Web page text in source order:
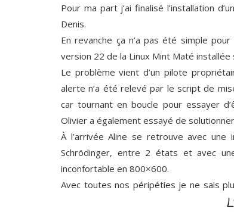
Pour ma part j’ai finalisé l’installation
Denis.
En revanche ça n’a pas été simple
version 22 de la Linux Mint Maté installée
Le problème vient d’un pilote
alerte n’a été relevé par le script de
car tournant en boucle pour essayer
Olivier a également essayé de
À l’arrivée Aline se retrouve avec
Schrödinger, entre 2 états et avec
inconfortable en 800×600.
Avec toutes nos péripéties je ne sais